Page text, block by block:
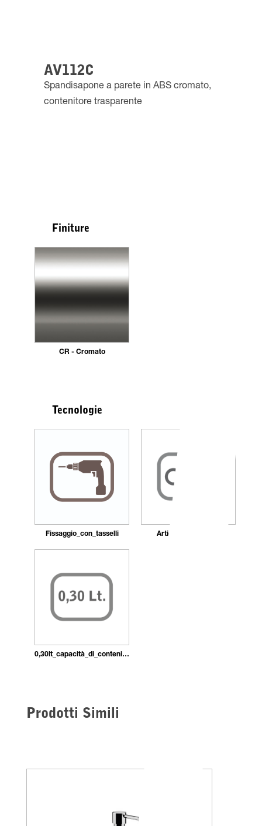
AV112C
Spandisapone a parete in ABS cromato,
contenitore trasparente
Finiture
CR - Cromato
Tecnologie
Fissaggio_con_tasselli Articolo con chiave
0,30lt_capacità_di_contenimento
Prodotti Simili